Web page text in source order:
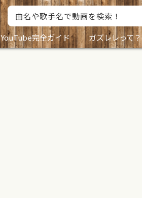
YouTube完全ガイド ガズレレって？